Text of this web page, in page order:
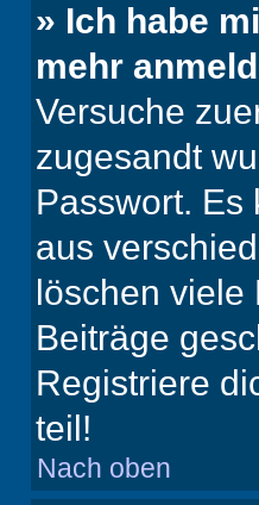
» Ich habe
mehr
Versuche
zugesandt
Passwort. Es
aus
löschen viele
Beiträge
Registriere
teil!
Nach oben